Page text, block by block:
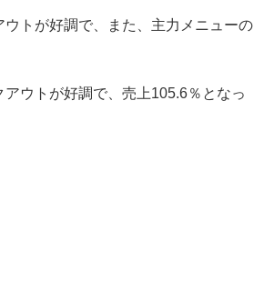
ウトが好調で、また、主力メニューの
ウトが好調で、売上105.6％となっ